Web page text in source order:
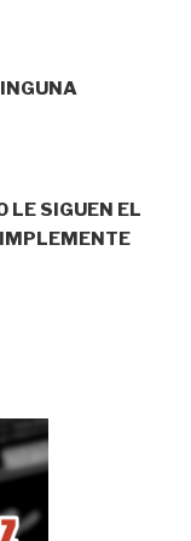
LE SIGUEN EL